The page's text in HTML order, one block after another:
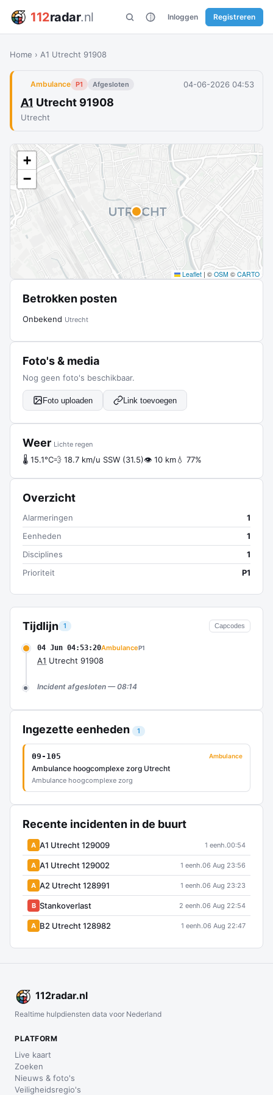
112radar.nl Inloggen Registreren
Home › A1 Utrecht 91908
Ambulance P1 Afgesloten 04-06-2026 04:53
A1 Utrecht 91908
Utrecht
Tijdlijn 1 Capcodes
04 Jun 04:53:20AmbulanceP1
A1 Utrecht 91908
Incident afgesloten — 08:14
Ingezette eenheden 1
09-105 Ambulance
Ambulance hoogcomplexe zorg Utrecht
Ambulance hoogcomplexe zorg
Recente incidenten in de buurt
A A1 Utrecht 129009 1 eenh.00:54
A A1 Utrecht 129002 1 eenh.06 Aug 23:56
A A2 Utrecht 128991 1 eenh.06 Aug 23:23
B Stankoverlast 2 eenh.06 Aug 22:54
A B2 Utrecht 128982 1 eenh.06 Aug 22:47
+
−
Leaflet | © OSM © CARTO
Betrokken posten
Onbekend Utrecht
Foto's & media
Nog geen foto's beschikbaar.
Foto uploaden Link toevoegen
Weer Lichte regen
🌡 15.1°C💨 18.7 km/u SSW (31.5)👁 10 km💧 77%
Overzicht
Alarmeringen
1
Eenheden
1
Disciplines
1
Prioriteit
P1
112radar.nl
Realtime hulpdiensten data voor Nederland
PLATFORM
Live kaart
Zoeken
Nieuws & foto's
Veiligheidsregio's